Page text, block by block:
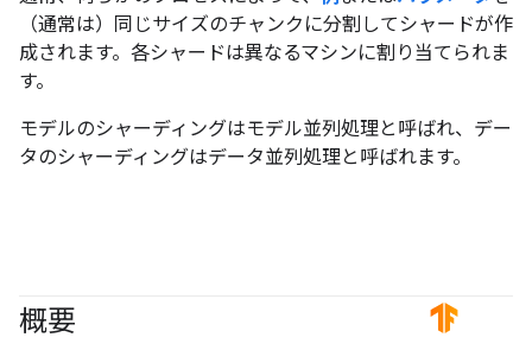
（通常は）同じサイズのチャンクに分割してシャードが作
成されます。各シャードは異なるマシンに割り当てられま
す。
モデルのシャーディングはモデル並列処理と呼ばれ、デー
タのシャーディングはデータ並列処理と呼ばれます。
概要 #TensorFlow